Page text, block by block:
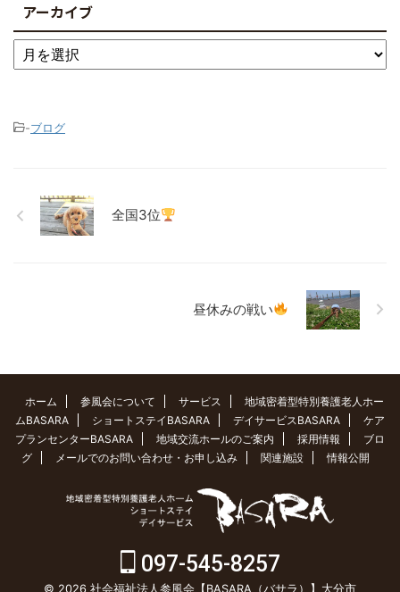
アーカイブ
-ブログ
全国3位
昼休みの戦い
ホーム 参風会について サービス
地域密着型特別養護老人ホー
ムBASARA
ショートステイBASARA デイサービスBASARA
ケア
プランセンターBASARA
地域交流ホールのご案内 採用情報
ブロ
グ
メールでのお問い合わせ・お申し込み 関連施設 情報公開
097-545-8257
© 2026 社会福祉法人参風会【BASARA（バサラ）】大分市